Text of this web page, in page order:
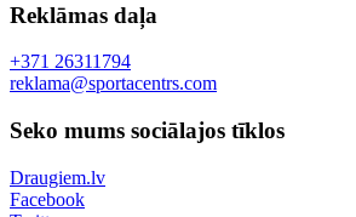
Reklāmas daļa
+371 26311794
reklama@sportacentrs.com
Seko mums sociālajos tīklos
Draugiem.lv
Facebook